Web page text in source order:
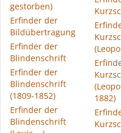
gestorben)
Erfinder der
Bildübertragung
Erfinder der
Blindenschrift
Erfinder der
Blindenschrift
(1809-1852)
Erfinder der
Blindenschrift
1882)